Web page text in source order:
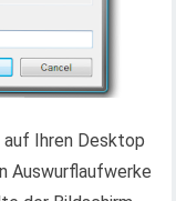
Ihren Desktop
Auswurflaufwerke